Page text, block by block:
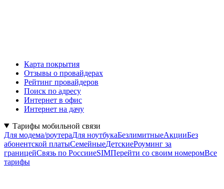
Карта покрытия
Отзывы о провайдерах
Рейтинг провайдеров
Поиск по адресу
Интернет в офис
Интернет на дачу
Тарифы мобильной связи
Для модема/роутераДля ноутбукаБезлимитныеАкцииБез
абонентской платыСемейныеДетскиеРоуминг за
границейСвязь по РоссииeSIMПерейти со своим номеромВсе
тарифы